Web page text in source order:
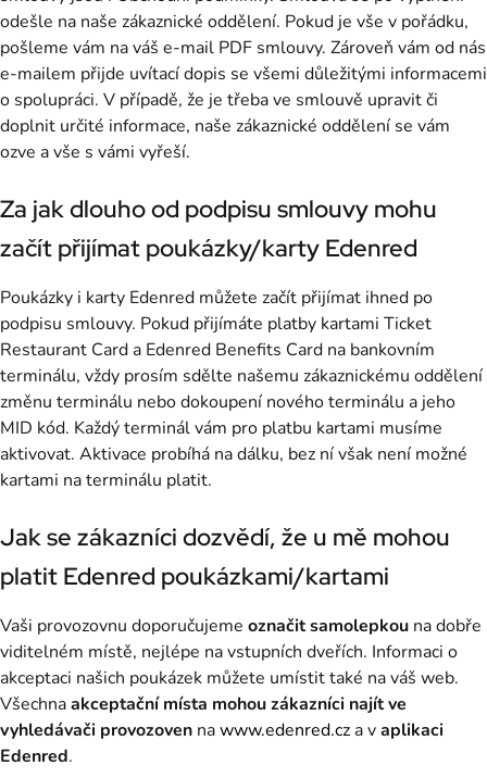
odešle na naše zákaznické oddělení. Pokud je vše v pořádku,
pošleme vám na váš e-mail PDF smlouvy. Zároveň vám od nás
e-mailem přijde uvítací dopis se všemi důležitými informacemi
o spolupráci. V případě, že je třeba ve smlouvě upravit či
doplnit určité informace, naše zákaznické oddělení se vám
ozve a vše s vámi vyřeší.
Za jak dlouho od podpisu smlouvy mohu
začít přijímat poukázky/karty Edenred
Poukázky i karty Edenred můžete začít přijímat ihned po
podpisu smlouvy. Pokud přijímáte platby kartami Ticket
Restaurant Card a Edenred Benefits Card na bankovním
terminálu, vždy prosím sdělte našemu zákaznickému oddělení
změnu terminálu nebo dokoupení nového terminálu a jeho
MID kód. Každý terminál vám pro platbu kartami musíme
aktivovat. Aktivace probíhá na dálku, bez ní však není možné
kartami na terminálu platit.
Jak se zákazníci dozvědí, že u mě mohou
platit Edenred poukázkami/kartami
Vaši provozovnu doporučujeme označit samolepkou na dobře
viditelném místě, nejlépe na vstupních dveřích. Informaci o
akceptaci našich poukázek můžete umístit také na váš web.
Všechnaakceptační místa mohou zákazníci najít ve
vyhledávači provozoven nawww.edenred.cz a vaplikaci
Edenred.